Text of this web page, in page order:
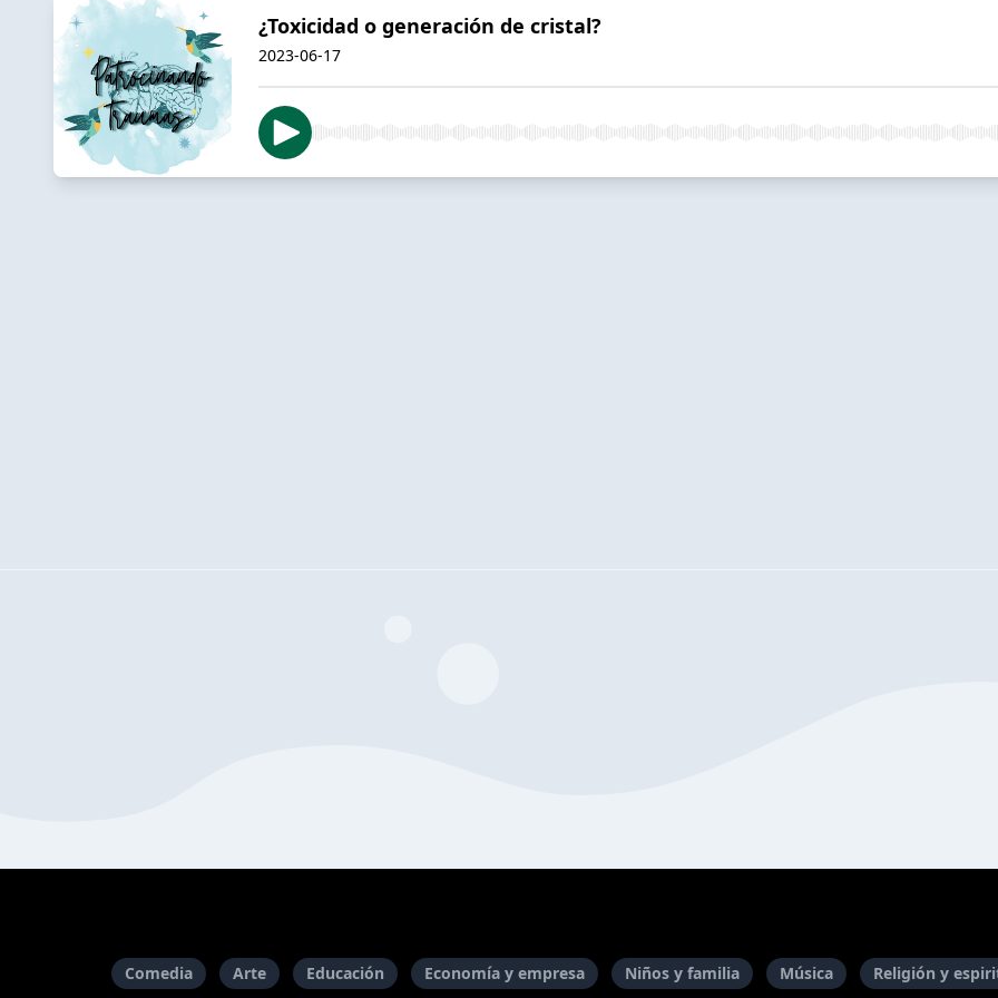
¿Toxicidad o generación de cristal?
2023-06-17
Comedia Arte Educación Economía y empresa Niños y familia Música Religión y